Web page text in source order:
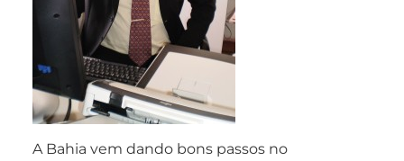
A Bahia vem dando bons passos no